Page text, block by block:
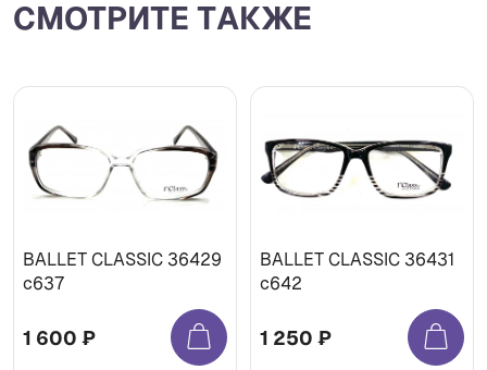
СМОТРИТЕ ТАКЖЕ
BALLET CLASSIC 36429
c637
1 600 ₽
BALLET CLASSIC 36431
с642
1 250 ₽